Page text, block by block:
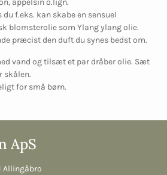
f.eks. kan skabe en sensuel
blomsterolie som Ylang ylang olie.
præcist den duft du synes bedst om.
vand og tilsæt et par dråber olie. Sæt
skålen.
for små børn.
ApS
Allingåbro